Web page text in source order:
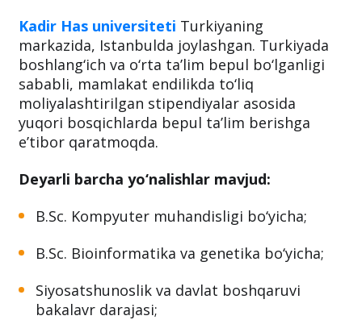
Kadir Has universiteti Turkiyaning
markazida, Istanbulda joylashgan. Turkiyada
boshlang‘ich va o‘rta ta’lim bepul bo‘lganligi
sababli, mamlakat endilikda to‘liq
moliyalashtirilgan stipendiyalar asosida
yuqori bosqichlarda bepul ta’lim berishga
e’tibor qaratmoqda.
Deyarli barcha yo‘nalishlar mavjud:
B.Sc. Kompyuter muhandisligi bo‘yicha;
B.Sc. Bioinformatika va genetika bo‘yicha;
Siyosatshunoslik va davlat boshqaruvi
bakalavr darajasi;